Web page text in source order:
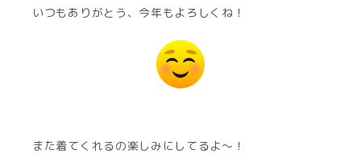
いつもありがとう、今年もよろしくね！
また着てくれるの楽しみにしてるよ〜！